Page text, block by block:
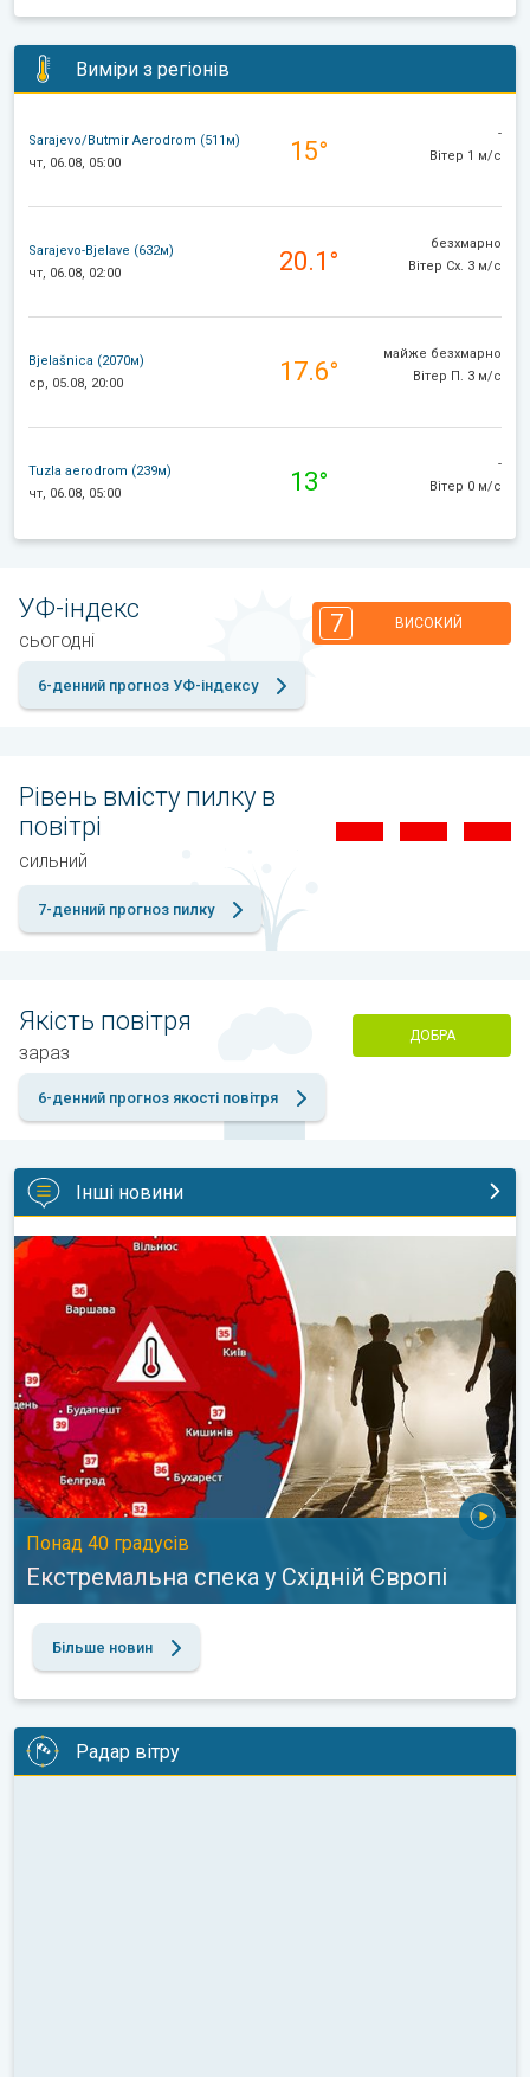
Виміри з регіонів
Sarajevo/Butmir Aerodrom (511м)
чт, 06.08, 05:00
15°
-
Вітер 1 м/с
Sarajevo-Bjelave (632м)
чт, 06.08, 02:00
20.1°
безхмарно
Вітер Сх. 3 м/с
Bjelašnica (2070м)
ср, 05.08, 20:00
17.6°
майже безхмарно
Вітер П. 3 м/с
Tuzla aerodrom (239м)
чт, 06.08, 05:00
13°
-
Вітер 0 м/с
УФ-індекс
сьогодні
7 ВИСОКИЙ
6-денний прогноз УФ-індексу
Рівень вмісту пилку в
повітрі
сильний
7-денний прогноз пилку
Якість повітря
зараз
ДОБРА
6-денний прогноз якості повітря
Інші новини
Екстремальна спека у Східній Європі. Понад 40 градусів. .
Понад 40 градусів
Екстремальна спека у Східній Європі
Більше новин
Радар вітру